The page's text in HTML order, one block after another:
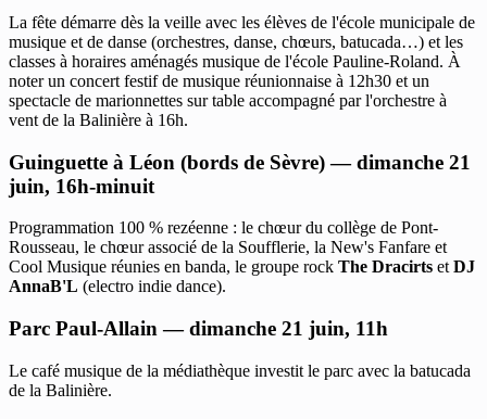
La fête démarre dès la veille avec les élèves de l'école municipale de
musique et de danse (orchestres, danse, chœurs, batucada…) et les
classes à horaires aménagés musique de l'école Pauline-Roland. À
noter un concert festif de musique réunionnaise à 12h30 et un
spectacle de marionnettes sur table accompagné par l'orchestre à
vent de la Balinière à 16h.
Guinguette à Léon (bords de Sèvre) — dimanche 21
juin, 16h-minuit
Programmation 100 % rezéenne : le chœur du collège de Pont-
Rousseau, le chœur associé de la Soufflerie, la New's Fanfare et
Cool Musique réunies en banda, le groupe rock The Dracirts et DJ
AnnaB'L (electro indie dance).
Parc Paul-Allain — dimanche 21 juin, 11h
Le café musique de la médiathèque investit le parc avec la batucada
de la Balinière.